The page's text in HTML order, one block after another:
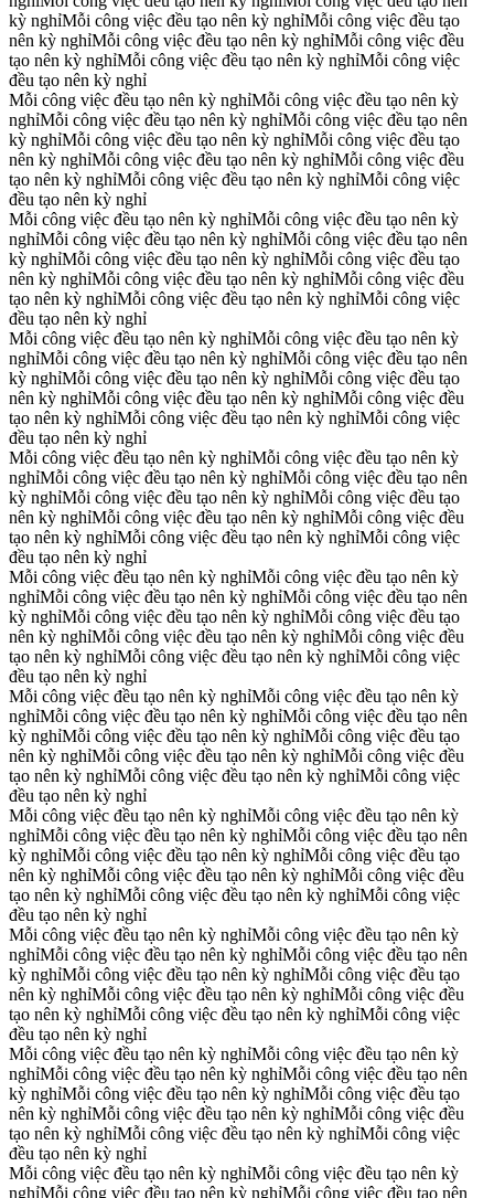
kỳ nghỉMỗi công việc đều tạo nên kỳ nghỉMỗi công việc đều tạo
nên kỳ nghỉMỗi công việc đều tạo nên kỳ nghỉMỗi công việc đều
tạo nên kỳ nghỉMỗi công việc đều tạo nên kỳ nghỉMỗi công việc
đều tạo nên kỳ nghỉ
Mỗi công việc đều tạo nên kỳ nghỉMỗi công việc đều tạo nên kỳ
nghỉMỗi công việc đều tạo nên kỳ nghỉMỗi công việc đều tạo nên
kỳ nghỉMỗi công việc đều tạo nên kỳ nghỉMỗi công việc đều tạo
nên kỳ nghỉMỗi công việc đều tạo nên kỳ nghỉMỗi công việc đều
tạo nên kỳ nghỉMỗi công việc đều tạo nên kỳ nghỉMỗi công việc
đều tạo nên kỳ nghỉ
Mỗi công việc đều tạo nên kỳ nghỉMỗi công việc đều tạo nên kỳ
nghỉMỗi công việc đều tạo nên kỳ nghỉMỗi công việc đều tạo nên
kỳ nghỉMỗi công việc đều tạo nên kỳ nghỉMỗi công việc đều tạo
nên kỳ nghỉMỗi công việc đều tạo nên kỳ nghỉMỗi công việc đều
tạo nên kỳ nghỉMỗi công việc đều tạo nên kỳ nghỉMỗi công việc
đều tạo nên kỳ nghỉ
Mỗi công việc đều tạo nên kỳ nghỉMỗi công việc đều tạo nên kỳ
nghỉMỗi công việc đều tạo nên kỳ nghỉMỗi công việc đều tạo nên
kỳ nghỉMỗi công việc đều tạo nên kỳ nghỉMỗi công việc đều tạo
nên kỳ nghỉMỗi công việc đều tạo nên kỳ nghỉMỗi công việc đều
tạo nên kỳ nghỉMỗi công việc đều tạo nên kỳ nghỉMỗi công việc
đều tạo nên kỳ nghỉ
Mỗi công việc đều tạo nên kỳ nghỉMỗi công việc đều tạo nên kỳ
nghỉMỗi công việc đều tạo nên kỳ nghỉMỗi công việc đều tạo nên
kỳ nghỉMỗi công việc đều tạo nên kỳ nghỉMỗi công việc đều tạo
nên kỳ nghỉMỗi công việc đều tạo nên kỳ nghỉMỗi công việc đều
tạo nên kỳ nghỉMỗi công việc đều tạo nên kỳ nghỉMỗi công việc
đều tạo nên kỳ nghỉ
Mỗi công việc đều tạo nên kỳ nghỉMỗi công việc đều tạo nên kỳ
nghỉMỗi công việc đều tạo nên kỳ nghỉMỗi công việc đều tạo nên
kỳ nghỉMỗi công việc đều tạo nên kỳ nghỉMỗi công việc đều tạo
nên kỳ nghỉMỗi công việc đều tạo nên kỳ nghỉMỗi công việc đều
tạo nên kỳ nghỉMỗi công việc đều tạo nên kỳ nghỉMỗi công việc
đều tạo nên kỳ nghỉ
Mỗi công việc đều tạo nên kỳ nghỉMỗi công việc đều tạo nên kỳ
nghỉMỗi công việc đều tạo nên kỳ nghỉMỗi công việc đều tạo nên
kỳ nghỉMỗi công việc đều tạo nên kỳ nghỉMỗi công việc đều tạo
nên kỳ nghỉMỗi công việc đều tạo nên kỳ nghỉMỗi công việc đều
tạo nên kỳ nghỉMỗi công việc đều tạo nên kỳ nghỉMỗi công việc
đều tạo nên kỳ nghỉ
Mỗi công việc đều tạo nên kỳ nghỉMỗi công việc đều tạo nên kỳ
nghỉMỗi công việc đều tạo nên kỳ nghỉMỗi công việc đều tạo nên
kỳ nghỉMỗi công việc đều tạo nên kỳ nghỉMỗi công việc đều tạo
nên kỳ nghỉMỗi công việc đều tạo nên kỳ nghỉMỗi công việc đều
tạo nên kỳ nghỉMỗi công việc đều tạo nên kỳ nghỉMỗi công việc
đều tạo nên kỳ nghỉ
Mỗi công việc đều tạo nên kỳ nghỉMỗi công việc đều tạo nên kỳ
nghỉMỗi công việc đều tạo nên kỳ nghỉMỗi công việc đều tạo nên
kỳ nghỉMỗi công việc đều tạo nên kỳ nghỉMỗi công việc đều tạo
nên kỳ nghỉMỗi công việc đều tạo nên kỳ nghỉMỗi công việc đều
tạo nên kỳ nghỉMỗi công việc đều tạo nên kỳ nghỉMỗi công việc
đều tạo nên kỳ nghỉ
Mỗi công việc đều tạo nên kỳ nghỉMỗi công việc đều tạo nên kỳ
nghỉMỗi công việc đều tạo nên kỳ nghỉMỗi công việc đều tạo nên
kỳ nghỉMỗi công việc đều tạo nên kỳ nghỉMỗi công việc đều tạo
nên kỳ nghỉMỗi công việc đều tạo nên kỳ nghỉMỗi công việc đều
tạo nên kỳ nghỉMỗi công việc đều tạo nên kỳ nghỉMỗi công việc
đều tạo nên kỳ nghỉ
Mỗi công việc đều tạo nên kỳ nghỉMỗi công việc đều tạo nên kỳ
nghỉMỗi công việc đều tạo nên kỳ nghỉMỗi công việc đều tạo nên